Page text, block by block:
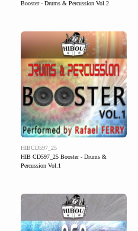
Booster - Drums & Percussion Vol.2
HIBCD597_25
HIB CD597_25 Booster - Drums &
Percussion Vol.1